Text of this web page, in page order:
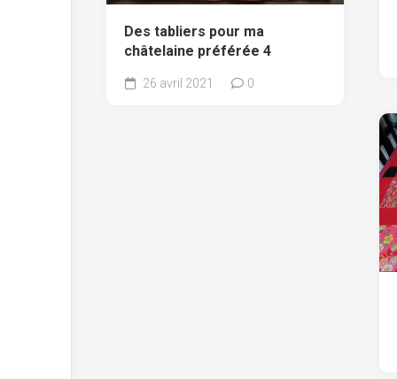
Des tabliers pour ma
châtelaine préférée 4
26 avril 2021 0